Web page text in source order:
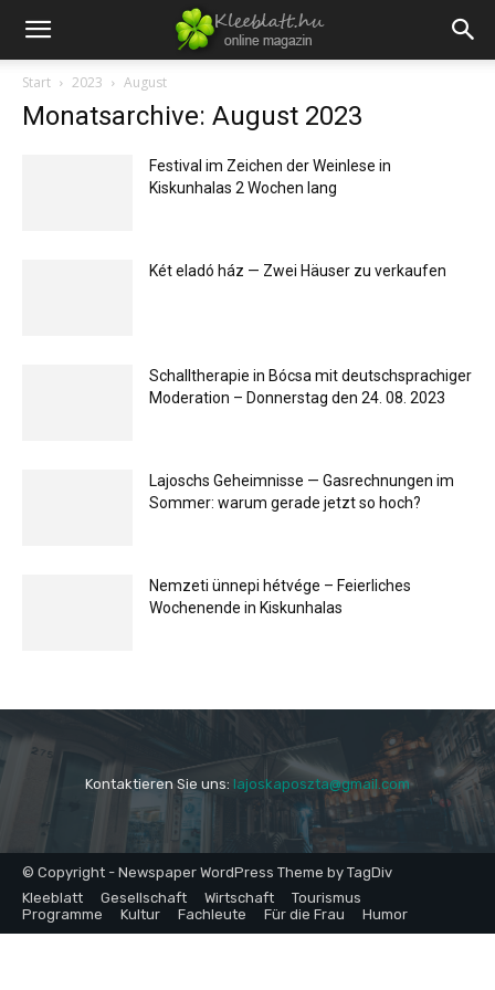
Start 2023 August
Monatsarchive: August 2023
Festival im Zeichen der Weinlese in
Kiskunhalas 2 Wochen lang
Két eladó ház — Zwei Häuser zu verkaufen
Schalltherapie in Bócsa mit deutschsprachiger
Moderation – Donnerstag den 24. 08. 2023
Lajoschs Geheimnisse — Gasrechnungen im
Sommer: warum gerade jetzt so hoch?
Nemzeti ünnepi hétvége – Feierliches
Wochenende in Kiskunhalas
Kontaktieren Sie uns: lajoskaposzta@gmail.com
© Copyright - Newspaper WordPress Theme by TagDiv
Kleeblatt
Gesellschaft Wirtschaft
Tourismus
Programme
Kultur Fachleute Für die Frau Humor